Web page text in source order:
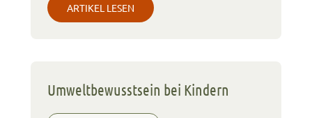
ARTIKEL LESEN
Umweltbewusstsein bei Kindern